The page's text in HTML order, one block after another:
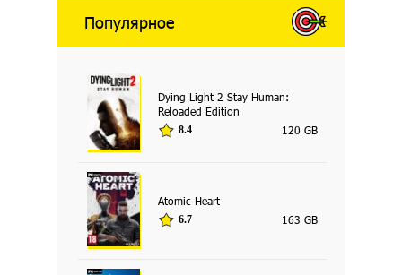
Популярное
Dying Light 2 Stay Human:
Reloaded Edition
8.4 120 GB
Atomic Heart
6.7 163 GB